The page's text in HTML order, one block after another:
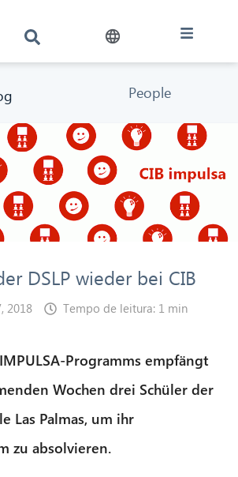
People
DSLP wieder bei CIB
2018 Tempo de leitura: 1 min
Programms empfängt
Wochen drei Schüler der
Las Palmas, um ihr
zu absolvieren.